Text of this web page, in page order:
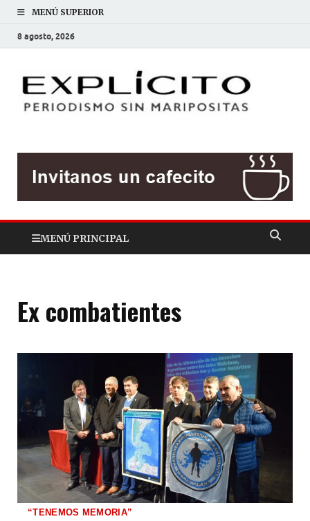
MENÚ SUPERIOR
8 agosto, 2026
MENÚ PRINCIPAL
Ex combatientes
“TENEMOS MEMORIA”